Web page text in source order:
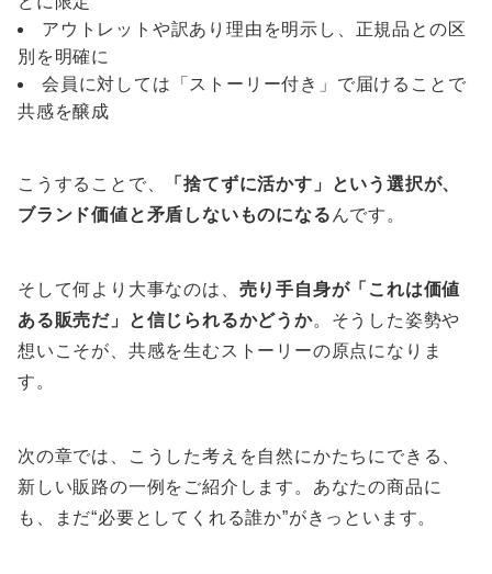
アウトレットや訳あり理由を明示し、正規品との区
別を明確に
会員に対しては「ストーリー付き」で届けることで
共感を醸成
こうすることで、
「捨てずに活かす」という選択が、
ブランド価値と矛盾しないものになる んです。
そして何より大事なのは、 売り手自身が「これは価値
ある販売だ」と信じられるかどうか。そうした姿勢や
想いこそが、共感を生むストーリーの原点になりま
す。
次の章では、こうした考えを自然にかたちにできる、
新しい販路の一例をご紹介します。あなたの商品に
も、まだ“必要としてくれる誰か”がきっといます。